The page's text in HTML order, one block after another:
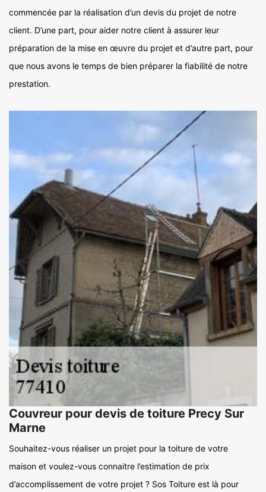
commencée par la réalisation d’un devis du projet de notre
client. D’une part, pour aider notre client à assurer leur
préparation de la mise en œuvre du projet et d’autre part, pour
que nous avons le temps de bien préparer la fiabilité de notre
prestation.
Couvreur pour devis de toiture Precy Sur
Marne
Souhaitez-vous réaliser un projet pour la toiture de votre
maison et voulez-vous connaitre l’estimation de prix
d’accomplissement de votre projet ? Sos Toiture est là pour